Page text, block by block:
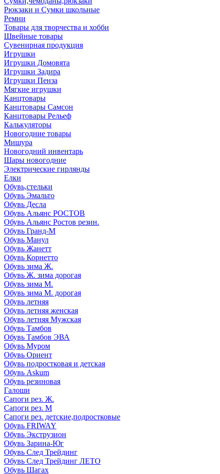
Рюкзаки и Сумки школьные
Ремни
Товары для творчества и хобби
Швейные товары
Сувенирная продукция
Игрушки
Игрушки Домовята
Игрушки Задира
Игрушки Пенза
Мягкие игрушки
Канцтовары
Канцтовары Самсон
Канцтовары Рельеф
Калькуляторы
Новогодние товары
Мишура
Новогодний инвентарь
Шары новогодние
Электрические гирлянды
Елки
Обувь,стельки
Обувь Эмальто
Обувь Десла
Обувь Альянс РОСТОВ
Обувь Альянс Ростов резин.
Обувь Гранд-М
Обувь Манул
Обувь Жанетт
Обувь Корнетто
Обувь зима Ж.
Обувь Ж. зима дорогая
Обувь зима М.
Обувь зима М. дорогая
Обувь летняя
Обувь летняя женская
Обувь летняя Мужская
Обувь Тамбов
Обувь Тамбов ЭВА
Обувь Муром
Обувь Ориент
Обувь подростковая и детская
Обувь Askum
Обувь резиновая
Галоши
Сапоги рез. Ж.
Сапоги рез. М
Сапоги рез. детские,подростковые
Обувь FRIWAY
Обувь Экструзион
Обувь Зарина-Юг
Обувь След Трейдинг
Обувь След Трейдинг ЛЕТО
Обувь Шагах